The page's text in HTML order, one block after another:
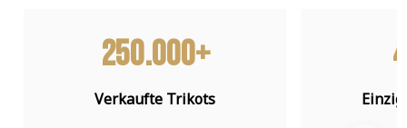
250.000+
Verkaufte Trikots